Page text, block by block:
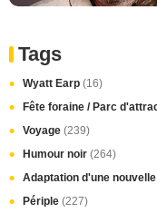
Tags
Wyatt Earp (16)
Fête foraine / Parc
Voyage (239)
Humour noir (264)
Adaptation d'une nouvelle
Périple (227)